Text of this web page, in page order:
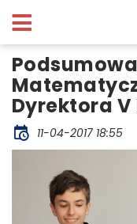
Dyrektora V
11-04-2017 18:55